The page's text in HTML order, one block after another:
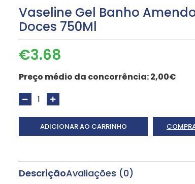
Vaseline Gel Banho
Doces 750Ml
€3.68
Preço médio da concorrência:2,00€
ADICIONAR AO CARRINHO
DescriçãoAvaliações (0)